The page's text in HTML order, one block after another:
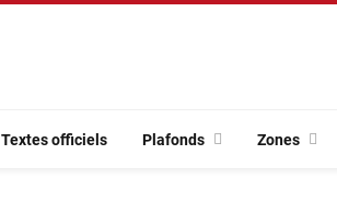
Textes officiels Plafonds Zones